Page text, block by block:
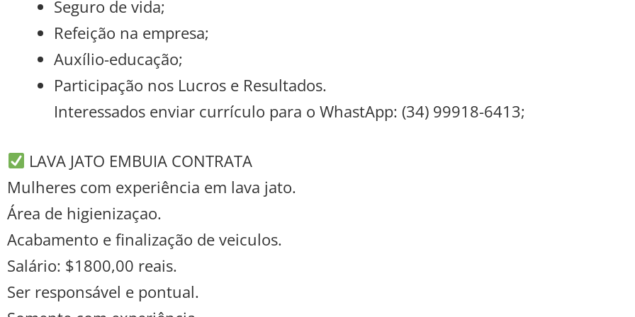
Seguro de vida;
Refeição na empresa;
Auxílio-educação;
Participação nos Lucros e Resultados.
Interessados enviar currículo para o WhastApp: (34) 99918-6413;
LAVA JATO EMBUIA CONTRATA
Mulheres com experiência em lava jato.
Área de higienizaçao.
Acabamento e finalização de veiculos.
Salário: $1800,00 reais.
Ser responsável e pontual.